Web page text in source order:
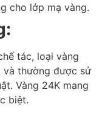
cho lớp mạ vàng.
tác, loại vàng
và thường được sử
Vàng 24K mang
biệt.